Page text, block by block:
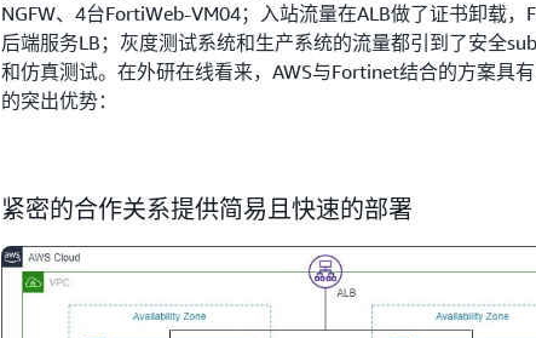
NGFW、4台FortiWeb-VM04；入站流量在ALB做了证书卸载，
后端服务LB；灰度测试系统和生产系统的流量都引到了安全
和仿真测试。在外研在线看来，AWS与Fortinet结合的方案具
的突出优势：
紧密的合作关系提供简易且快速的部署